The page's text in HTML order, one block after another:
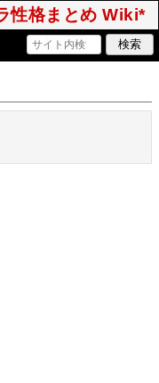
性格まとめ Wiki*